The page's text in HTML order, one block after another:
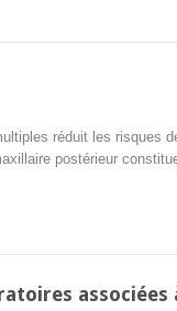
sinusiens
réduit les risques
postérieur